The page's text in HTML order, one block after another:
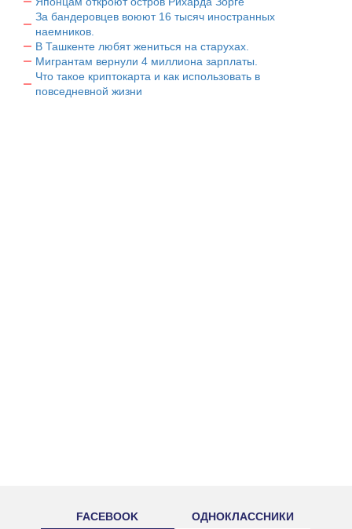
За бандеровцев воюют 16 тысяч иностранных
наемников.
В Ташкенте любят жениться на старухах.
Мигрантам вернули 4 миллиона зарплаты.
Что такое криптокарта и как использовать в
повседневной жизни
FACEBOOK ОДНОКЛАССНИКИ